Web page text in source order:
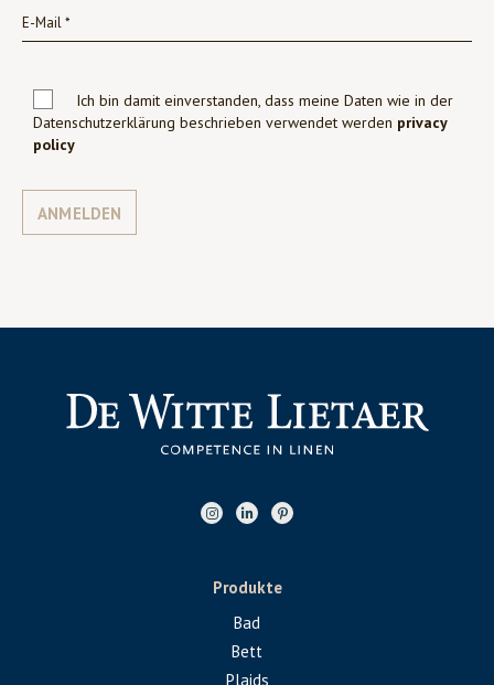
Ich bin damit einverstanden, dass meine Daten wie in der
Datenschutzerklärung beschrieben verwendet werden privacy
policy
ANMELDEN
Produkte
Bad
Bett
Plaids